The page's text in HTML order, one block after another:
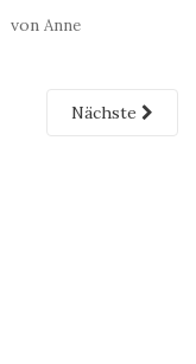
von Anne
Nächste